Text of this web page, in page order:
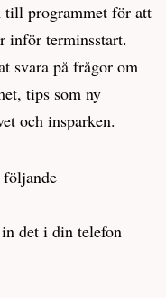
till programmet för att
inför terminsstart.
svara på frågor om
tips som ny
och insparken.
det i din telefon